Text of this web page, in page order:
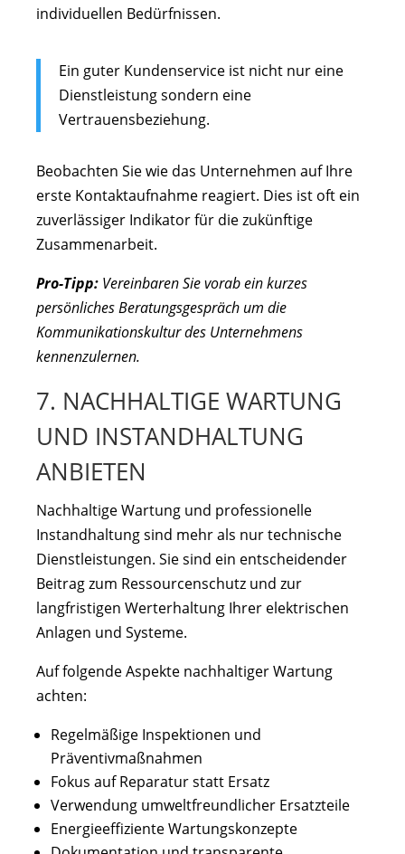
individuellen Bedürfnissen.
Ein guter Kundenservice ist nicht nur eine
Dienstleistung sondern eine
Vertrauensbeziehung.
Beobachten Sie wie das Unternehmen auf Ihre
erste Kontaktaufnahme reagiert. Dies ist oft ein
zuverlässiger Indikator für die zukünftige
Zusammenarbeit.
Pro-Tipp: Vereinbaren Sie vorab ein kurzes
persönliches Beratungsgespräch um die
Kommunikationskultur des Unternehmens
kennenzulernen.
7. NACHHALTIGE WARTUNG
UND INSTANDHALTUNG
ANBIETEN
Nachhaltige Wartung und professionelle
Instandhaltung sind mehr als nur technische
Dienstleistungen. Sie sind ein entscheidender
Beitrag zum Ressourcenschutz und zur
langfristigen Werterhaltung Ihrer elektrischen
Anlagen und Systeme.
Auf folgende Aspekte nachhaltiger Wartung
achten:
Regelmäßige Inspektionen und
Präventivmaßnahmen
Fokus auf Reparatur statt Ersatz
Verwendung umweltfreundlicher Ersatzteile
Energieeffiziente Wartungskonzepte